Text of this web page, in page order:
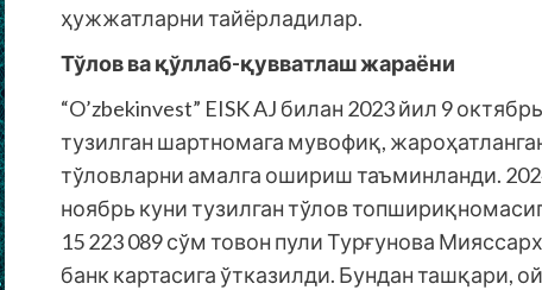
ҳужжатларни тайёрладилар.
Тўлов ва қўллаб-қувватлаш жараёни
“O’zbekinvest” EISK AJ билан 2023 йил 9
тузилган шартномага мувофиқ,
тўловларни амалга ошириш таъминланди.
ноябрь куни тузилган тўлов
15 223 089 сўм товон пули Турғунова
банк картасига ўтказилди. Бундан ташқари,